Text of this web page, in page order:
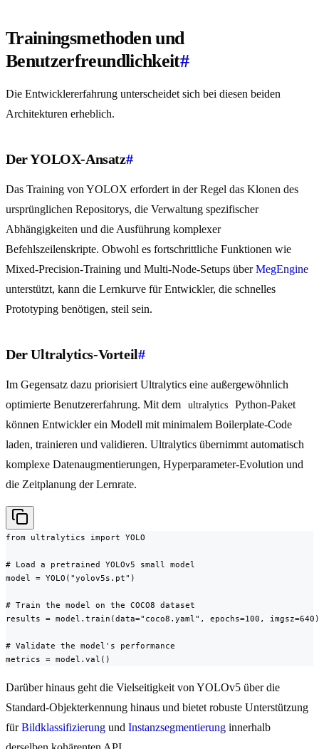
Trainingsmethoden und
Benutzerfreundlichkeit#
Die Entwicklererfahrung unterscheidet sich bei diesen beiden
Architekturen erheblich.
Der YOLOX-Ansatz#
Das Training von YOLOX erfordert in der Regel das Klonen des
ursprünglichen Repositorys, die Verwaltung spezifischer
Abhängigkeiten und die Ausführung komplexer
Befehlszeilenskripte. Obwohl es fortschrittliche Funktionen wie
Mixed-Precision-Training und Multi-Node-Setups überMegEngine
unterstützt, kann die Lernkurve für Entwickler, die schnelles
Prototyping benötigen, steil sein.
Der Ultralytics-Vorteil#
Im Gegensatz dazu priorisiert Ultralytics eine außergewöhnlich
optimierte Benutzererfahrung. Mit dem
ultralytics
Python-Paket
können Entwickler ein Modell mit minimalem Boilerplate-Code
laden, trainieren und validieren. Ultralytics übernimmt automatisch
komplexe Datenaugmentierungen, Hyperparameter-Evolution und
die Zeitplanung der Lernrate.
from ultralytics import YOLO
# Load a pretrained YOLOv5 small model
model = YOLO("yolov5s.pt")
# Train the model on the COCO8 dataset
results = model.train(data="coco8.yaml", epochs=100, imgsz=640)
# Validate the model's performance
metrics = model.val()
Darüber hinaus geht die Vielseitigkeit von YOLOv5 über die
Standard-Objekterkennung hinaus und bietet robuste Unterstützung
fürBildklassifizierung und Instanzsegmentierung innerhalb